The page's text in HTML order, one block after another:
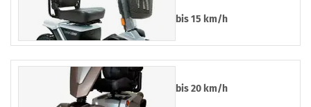
bis 15 km/h
bis 20 km/h